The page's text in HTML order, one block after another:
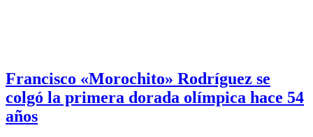
Francisco «Morochito» Rodríguez se
colgó la primera dorada olímpica hace 54
años